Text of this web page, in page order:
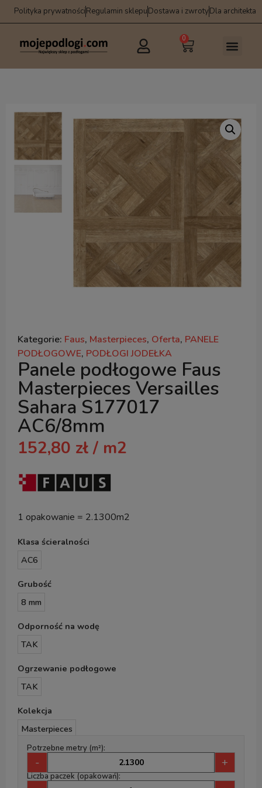
Polityka prywatnościRegulamin sklepuDostawa i zwrotyDla architekta
0
Kategorie: Faus, Masterpieces, Oferta, PANELE
PODŁOGOWE, PODŁOGI JODEŁKA
Panele podłogowe Faus
Masterpieces Versailles
Sahara S177017
AC6/8mm
152,80 zł / m2
1 opakowanie = 2.1300m2
Klasa ścieralności
AC6
Grubość
8 mm
Odporność na wodę
TAK
Ogrzewanie podłogowe
TAK
Kolekcja
Masterpieces
Potrzebne metry (m²):
- +
Liczba paczek (opakowań):